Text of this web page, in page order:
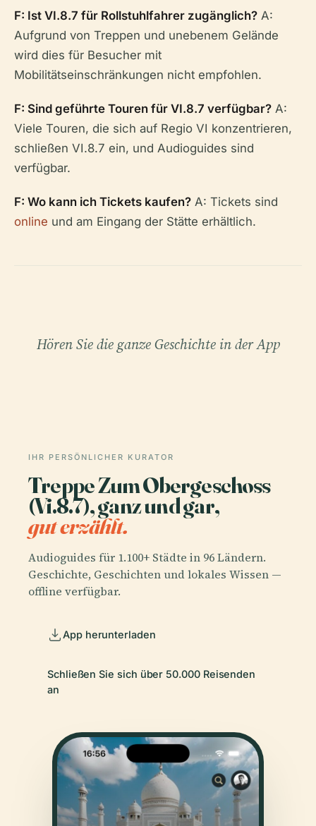
F: Ist VI.8.7 für Rollstuhlfahrer zugänglich? A:
Aufgrund von Treppen und unebenem Gelände
wird dies für Besucher mit
Mobilitätseinschränkungen nicht empfohlen.
F: Sind geführte Touren für VI.8.7 verfügbar? A:
Viele Touren, die sich auf Regio VI konzentrieren,
schließen VI.8.7 ein, und Audioguides sind
verfügbar.
F: Wo kann ich Tickets kaufen? A: Tickets sind
online und am Eingang der Stätte erhältlich.
Hören Sie die ganze Geschichte in der App
IHR PERSÖNLICHER KURATOR
Treppe Zum Obergeschoss
(Vi.8.7), ganz und gar,
gut erzählt.
Audioguides für 1.100+ Städte in 96 Ländern.
Geschichte, Geschichten und lokales Wissen —
offline verfügbar.
App herunterladen
Schließen Sie sich über 50.000 Reisenden
an